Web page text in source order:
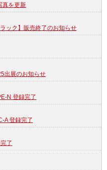
真を更新
ック】販売終了のお知らせ
出展のお知らせ
N 登録完了
A 登録完了
了